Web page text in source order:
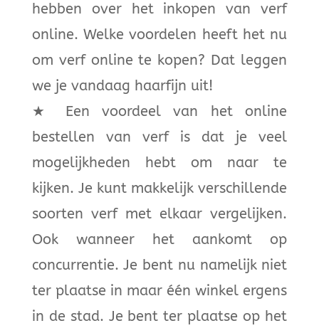
hebben over het inkopen van verf
online. Welke voordelen heeft het nu
om verf online te kopen? Dat leggen
we je vandaag haarfijn uit!
★ Een voordeel van het online
bestellen van verf is dat je veel
mogelijkheden hebt om naar te
kijken. Je kunt makkelijk verschillende
soorten verf met elkaar vergelijken.
Ook wanneer het aankomt op
concurrentie. Je bent nu namelijk niet
ter plaatse in maar één winkel ergens
in de stad. Je bent ter plaatse op het